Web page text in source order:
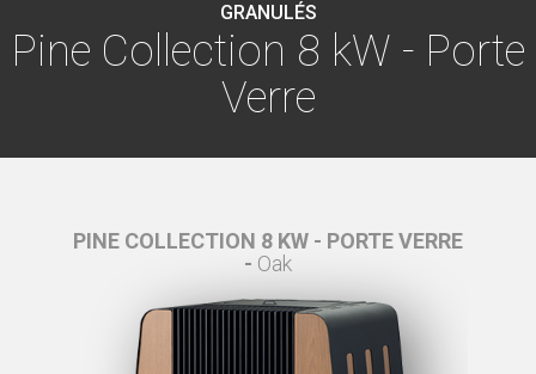
GRANULÉS
Pine Collection 8 kW - Porte
Verre
PINE COLLECTION 8 KW - PORTE VERRE
- Oak